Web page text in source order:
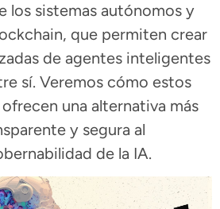
los sistemas autónomos y
que permiten crear
de agentes inteligentes
sí. Veremos cómo estos
una alternativa más
y segura al
de la IA.